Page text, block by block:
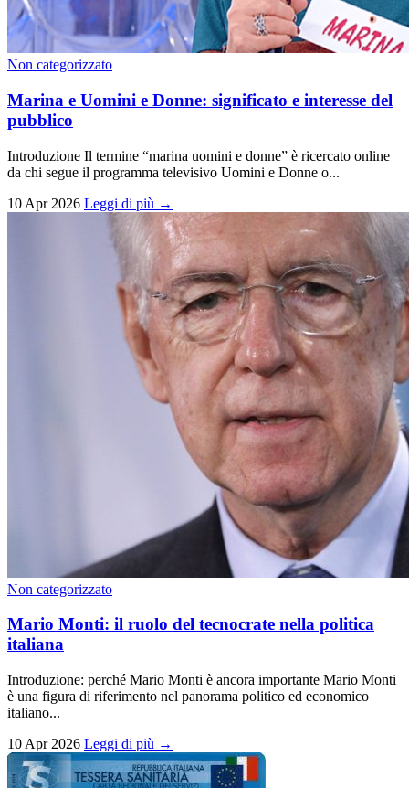
Non categorizzato
Marina e Uomini e Donne: significato e interesse del
pubblico
Introduzione Il termine “marina uomini e donne” è ricercato online
da chi segue il programma televisivo Uomini e Donne o...
10 Apr 2026 Leggi di più →
Non categorizzato
Mario Monti: il ruolo del tecnocrate nella politica
italiana
Introduzione: perché Mario Monti è ancora importante Mario Monti
è una figura di riferimento nel panorama politico ed economico
italiano...
10 Apr 2026 Leggi di più →